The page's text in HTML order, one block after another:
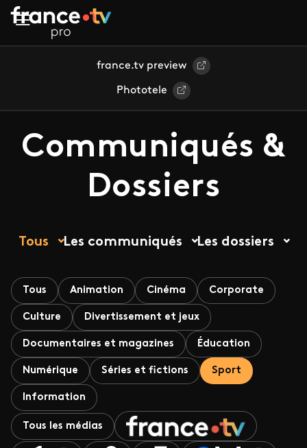
Aller au contenu principal
france.tv preview
Phototele
Communiqués &
Dossiers
Tous Les communiqués Les dossiers
Tous Animation Cinéma Corporate
Culture Divertissement et jeux
Documentaires et magazines Éducation
Numérique Séries et fictions Sport
Information
Tous les médias